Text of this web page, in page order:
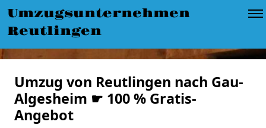
Umzugsunternehmen
Reutlingen
Umzug von Reutlingen nach Gau-
Algesheim ☛ 100 % Gratis-
Angebot